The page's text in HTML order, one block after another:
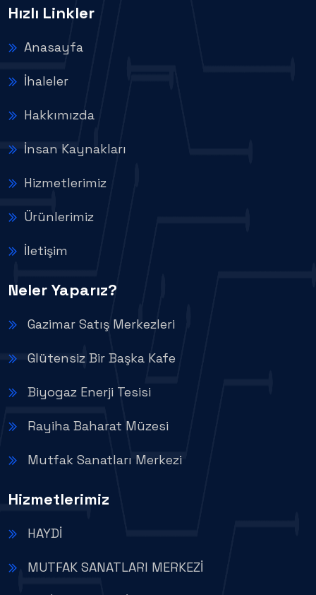
Hızlı Linkler
Anasayfa
İhaleler
Hakkımızda
İnsan Kaynakları
Hizmetlerimiz
Ürünlerimiz
İletişim
Neler Yaparız?
Gazimar Satış Merkezleri
Glütensiz Bir Başka Kafe
Biyogaz Enerji Tesisi
Rayiha Baharat Müzesi
Mutfak Sanatları Merkezi
Hizmetlerimiz
HAYDİ
MUTFAK SANATLARI MERKEZİ